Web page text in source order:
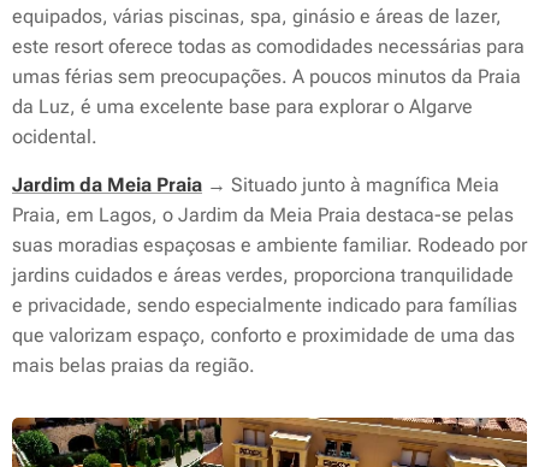
equipados, várias piscinas, spa, ginásio e áreas de lazer,
este resort oferece todas as comodidades necessárias para
umas férias sem preocupações. A poucos minutos da Praia
da Luz, é uma excelente base para explorar o Algarve
ocidental.
Jardim da Meia Praia → Situado junto à magnífica Meia
Praia, em Lagos, o Jardim da Meia Praia destaca-se pelas
suas moradias espaçosas e ambiente familiar. Rodeado por
jardins cuidados e áreas verdes, proporciona tranquilidade
e privacidade, sendo especialmente indicado para famílias
que valorizam espaço, conforto e proximidade de uma das
mais belas praias da região.